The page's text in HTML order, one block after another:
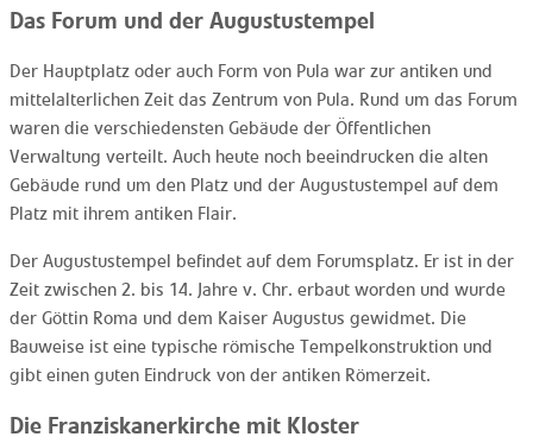
Das Forum und der Augustustempel
Der Hauptplatz oder auch Form von Pula war zur antiken und
mittelalterlichen Zeit das Zentrum von Pula. Rund um das Forum
waren die verschiedensten Gebäude der Öffentlichen
Verwaltung verteilt. Auch heute noch beeindrucken die alten
Gebäude rund um den Platz und der Augustustempel auf dem
Platz mit ihrem antiken Flair.
Der Augustustempel befindet auf dem Forumsplatz. Er ist in der
Zeit zwischen 2. bis 14. Jahre v. Chr. erbaut worden und wurde
der Göttin Roma und dem Kaiser Augustus gewidmet. Die
Bauweise ist eine typische römische Tempelkonstruktion und
gibt einen guten Eindruck von der antiken Römerzeit.
Die Franziskanerkirche mit Kloster